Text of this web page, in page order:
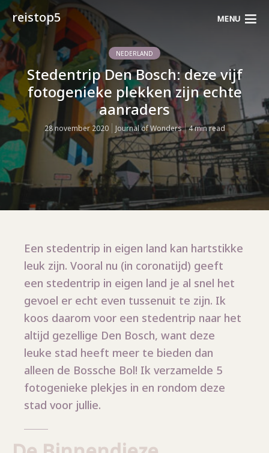
reistop5 MENU
NEDERLAND
Stedentrip Den Bosch: deze vijf
fotogenieke plekken zijn echte
aanraders
28 november 2020 Journal of Wonders 4 min read
Een stedentrip in eigen land kan hartstikke
leuk zijn. Vooral nu (in coronatijd) geeft
een stedentrip in eigen land je al snel het
gevoel er echt even tussenuit te zijn. Ik
koos daarom voor een stedentrip naar het
altijd gezellige Den Bosch, want deze
leuke stad heeft meer te bieden dan
alleen de Bossche Bol! Ik verzamelde 5
fotogenieke plekjes in en rondom deze
stad voor jullie.